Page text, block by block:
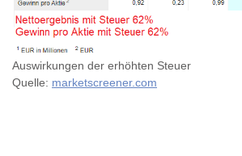
Auswirkungen der erhöhten Steuer
Quelle: marketscreener.com